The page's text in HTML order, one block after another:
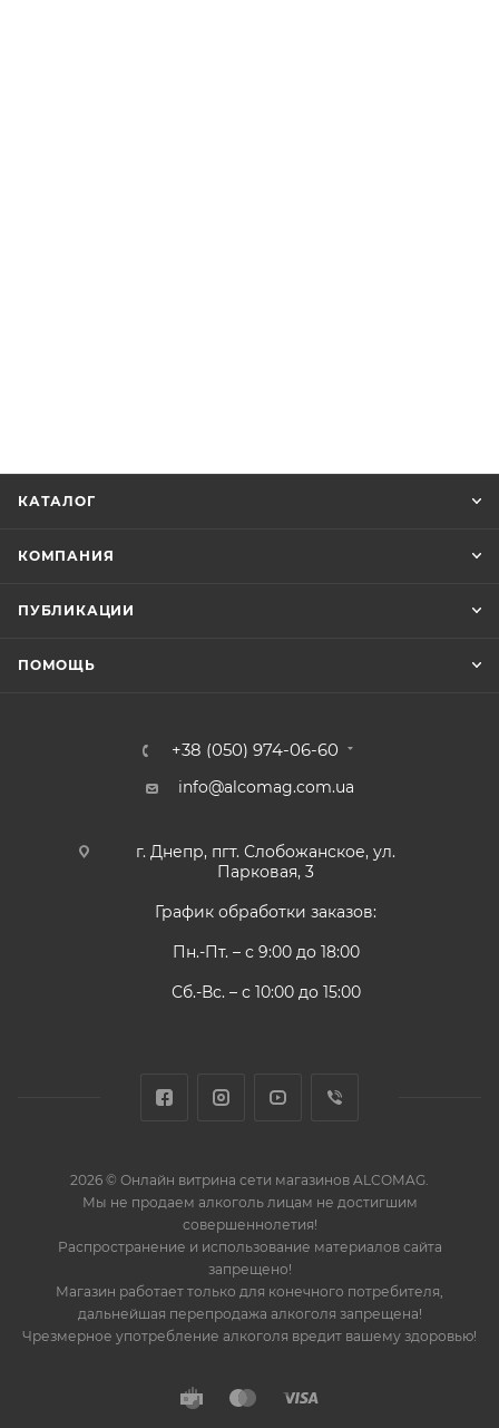
КАТАЛОГ
КОМПАНИЯ
ПУБЛИКАЦИИ
ПОМОЩЬ
+38 (050) 974-06-60
info@alcomag.com.ua
г. Днепр, пгт. Слобожанское, ул.
Парковая, 3
График обработки заказов:
Пн.-Пт. – с 9:00 до 18:00
Сб.-Вс. – с 10:00 до 15:00
2026 © Онлайн витрина сети магазинов ALCOMAG.
Мы не продаем алкоголь лицам не достигшим
совершеннолетия!
Распространение и использование материалов сайта
запрещено!
Магазин работает только для конечного потребителя,
дальнейшая перепродажа алкоголя запрещена!
Чрезмерное употребление алкоголя вредит вашему здоровью!